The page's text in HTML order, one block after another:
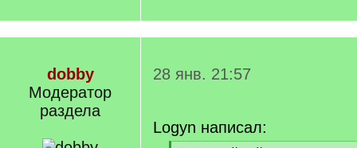
dobby
Модератор
раздела
28 янв. 21:57
Logyn написал: